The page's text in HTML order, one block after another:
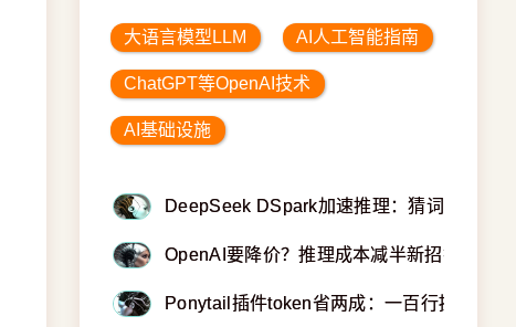
大语言模型LLM AI人工智能指南
ChatGPT等OpenAI技术
AI基础设施
DeepSeek DSpark加速推理：猜词游戏中
OpenAI要降价？推理成本减半新招揭秘
Ponytail插件token省两成：一百行提示词